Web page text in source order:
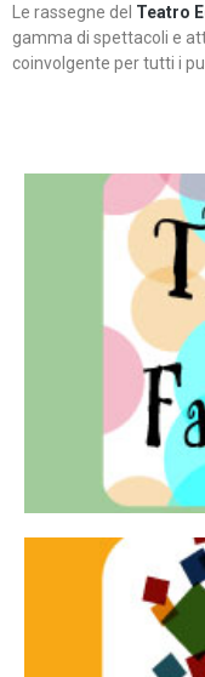
Le rassegne del Teatro
gamma di spettacoli e
coinvolgente per tutti i
Teatro In
per far